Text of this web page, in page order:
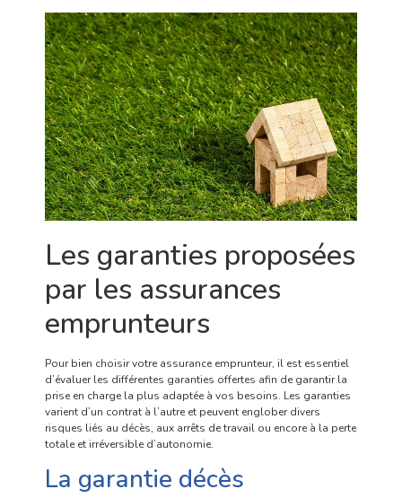
Les garanties proposées
par les assurances
emprunteurs
Pour bien choisir votre assurance emprunteur, il est essentiel
d’évaluer les différentes garanties offertes afin de garantir la
prise en charge la plus adaptée à vos besoins. Les garanties
varient d’un contrat à l’autre et peuvent englober divers
risques liés au décès, aux arrêts de travail ou encore à la perte
totale et irréversible d’autonomie.
La garantie décès